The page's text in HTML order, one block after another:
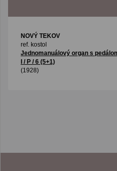
NOVÝ TEKOV
ref. kostol
Jednomanuálový organ s
I / P / 6 (5+1)
(1928)